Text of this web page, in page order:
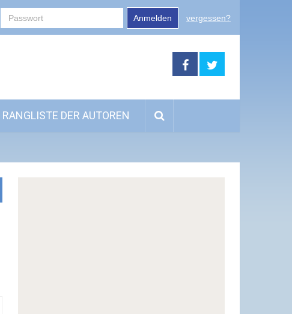
Anmelden vergessen?
RANGLISTE DER AUTOREN